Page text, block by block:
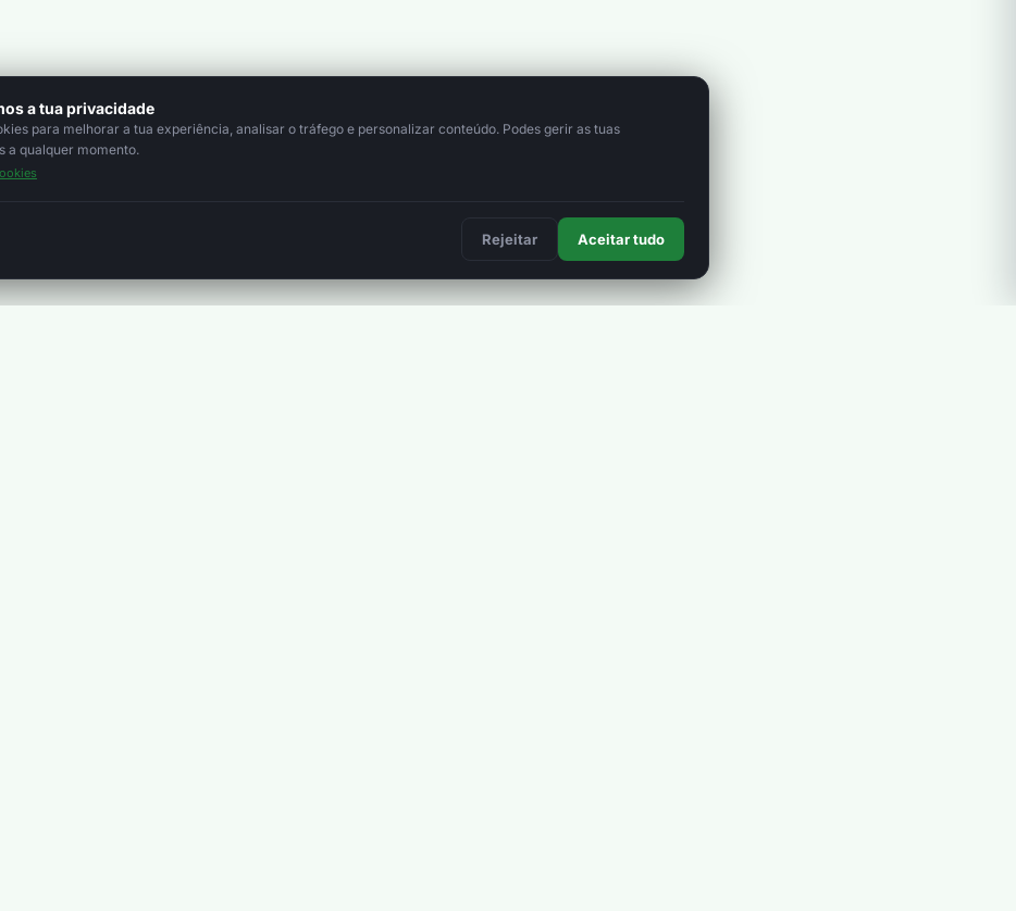
a tua privacidade
para melhorar a tua experiência, analisar o tráfego e personalizar conteúdo. Podes gerir as tuas
a qualquer momento.
Rejeitar Aceitar tudo